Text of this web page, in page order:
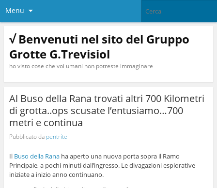
Menu
√ Benvenuti nel sito del Gruppo
Grotte G.Trevisiol
ho visto cose che voi umani non potreste immaginare
Al Buso della Rana trovati altri 700 Kilometri
di grotta..ops scusate l’entusiamo…700
metri e continua
Pubblicato da pentrite
IlBuso della Ranaha aperto una nuova porta sopra il Ramo
Principale, a pochi minuti dall’ingresso. Le divagazioni esplorative
iniziate a inizio anno continuano.